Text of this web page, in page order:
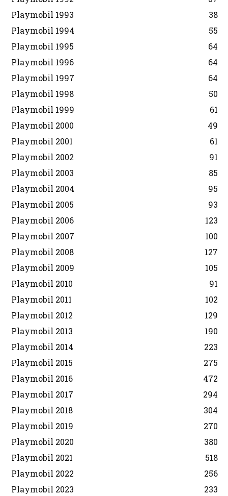
Playmobil 1993
38
Playmobil 1994
55
Playmobil 1995
64
Playmobil 1996
64
Playmobil 1997
64
Playmobil 1998
50
Playmobil 1999
61
Playmobil 2000
49
Playmobil 2001
61
Playmobil 2002
91
Playmobil 2003
85
Playmobil 2004
95
Playmobil 2005
93
Playmobil 2006
123
Playmobil 2007
100
Playmobil 2008
127
Playmobil 2009
105
Playmobil 2010
91
Playmobil 2011
102
Playmobil 2012
129
Playmobil 2013
190
Playmobil 2014
223
Playmobil 2015
275
Playmobil 2016
472
Playmobil 2017
294
Playmobil 2018
304
Playmobil 2019
270
Playmobil 2020
380
Playmobil 2021
518
Playmobil 2022
256
Playmobil 2023
233